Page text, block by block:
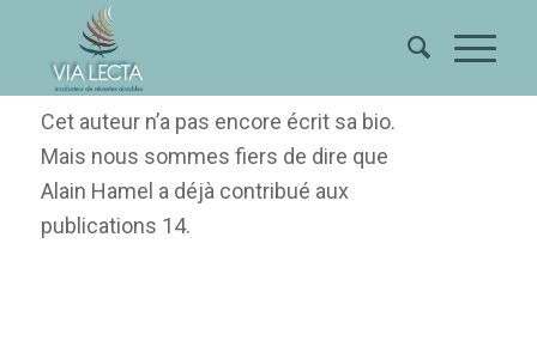
A propos de
Cet auteur n’a pas encore écrit sa bio.
Mais nous sommes fiers de dire que
Alain Hamel a déjà contribué aux
publications 14.